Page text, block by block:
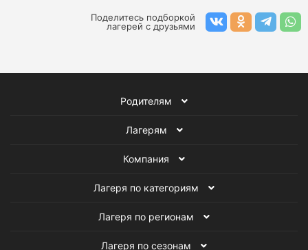
Летние спортивные лагеря в Подмосковье
Летние тематические лагеря в Подмосковье
Поделитесь подборкой
лагерей с друзьями
Родителям
Лагерям
Компания
Лагеря по категориям
Лагеря по регионам
Лагеря по сезонам